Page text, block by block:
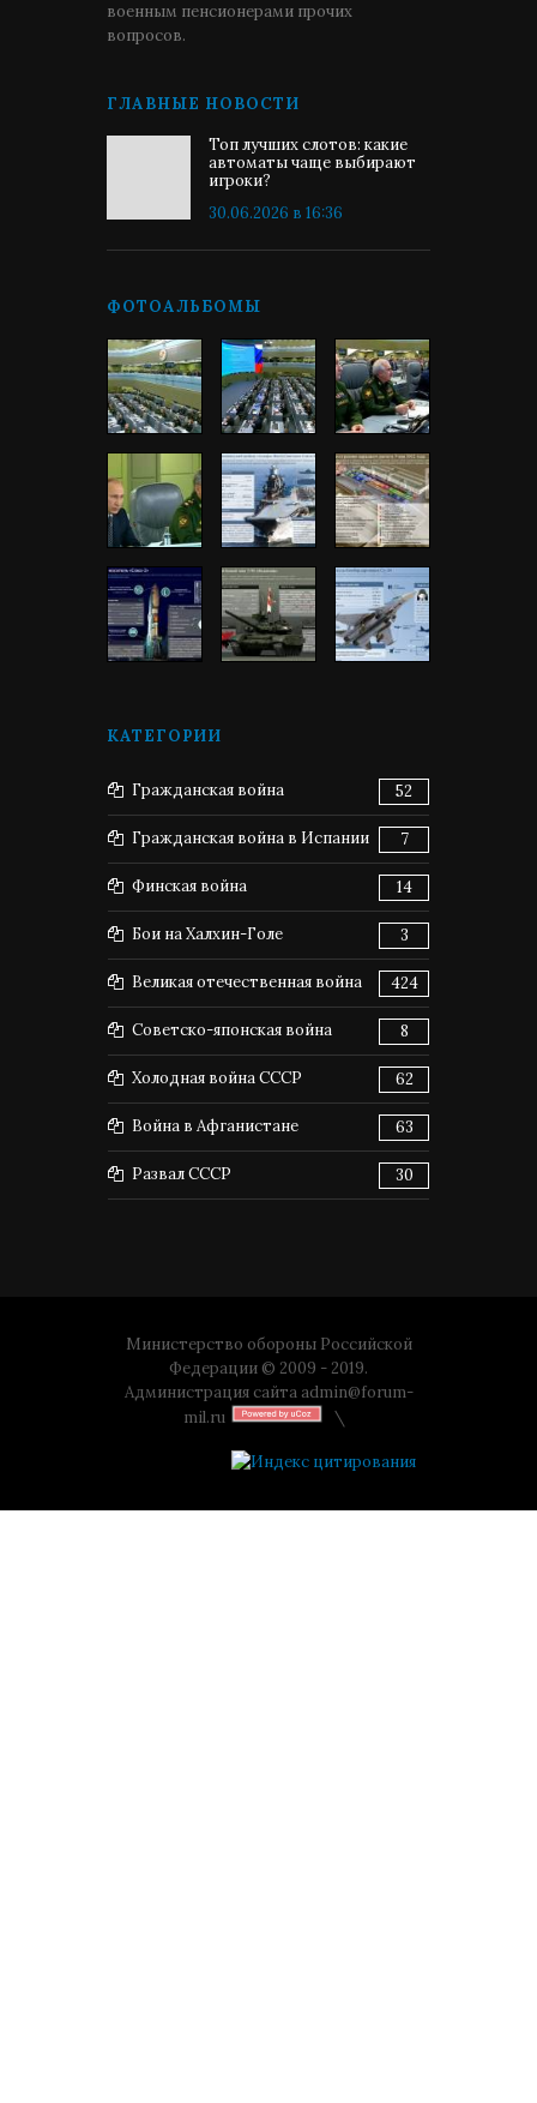
военным пенсионерами прочих
вопросов.
ГЛАВНЫЕ НОВОСТИ
Топ лучших слотов: какие
автоматы чаще выбирают
игроки?
30.06.2026 в 16:36
ФОТОАЛЬБОМЫ
КАТЕГОРИИ
Гражданская война 52
Гражданская война в Испании 7
Финская война 14
Бои на Халхин-Голе 3
Великая отечественная война 424
Советско-японская война 8
Холодная война СССР 62
Война в Афганистане 63
Развал СССР 30
Министерство обороны Российской
Федерации © 2009 - 2019.
Администрация сайта admin@forum-
mil.ru